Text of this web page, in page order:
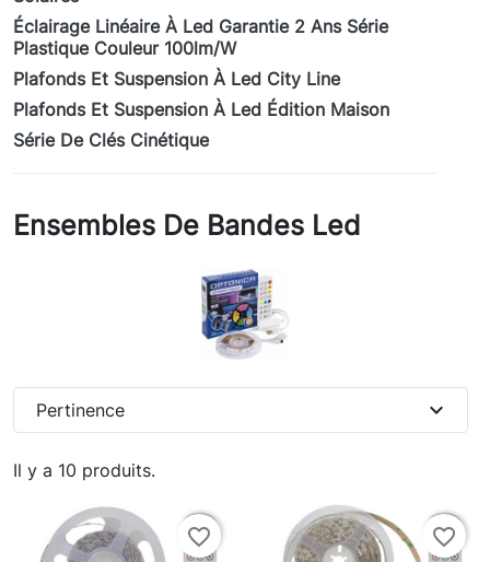
Éclairage Linéaire À Led Garantie 2 Ans Série
Plastique Couleur 100lm/W
Plafonds Et Suspension À Led City Line
Plafonds Et Suspension À Led Édition Maison
Série De Clés Cinétique
Ensembles De Bandes Led
Il y a 10 produits.
Pertinence expand_more
favorite_border favorite_border